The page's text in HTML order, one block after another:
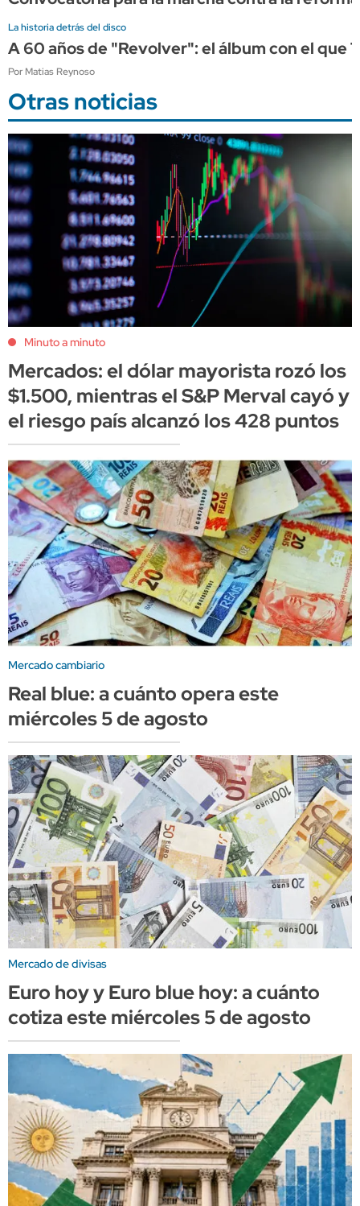
La historia detrás del disco
A 60 años de "Revolver": el álbum con el que
Por Matias Reynoso
Otras noticias
Minuto a minuto
Mercados: el dólar mayorista rozó los
$1.500, mientras el S&P Merval cayó y
el riesgo país alcanzó los 428 puntos
Mercado cambiario
Real blue: a cuánto opera este
miércoles 5 de agosto
Mercado de divisas
Euro hoy y Euro blue hoy: a cuánto
cotiza este miércoles 5 de agosto